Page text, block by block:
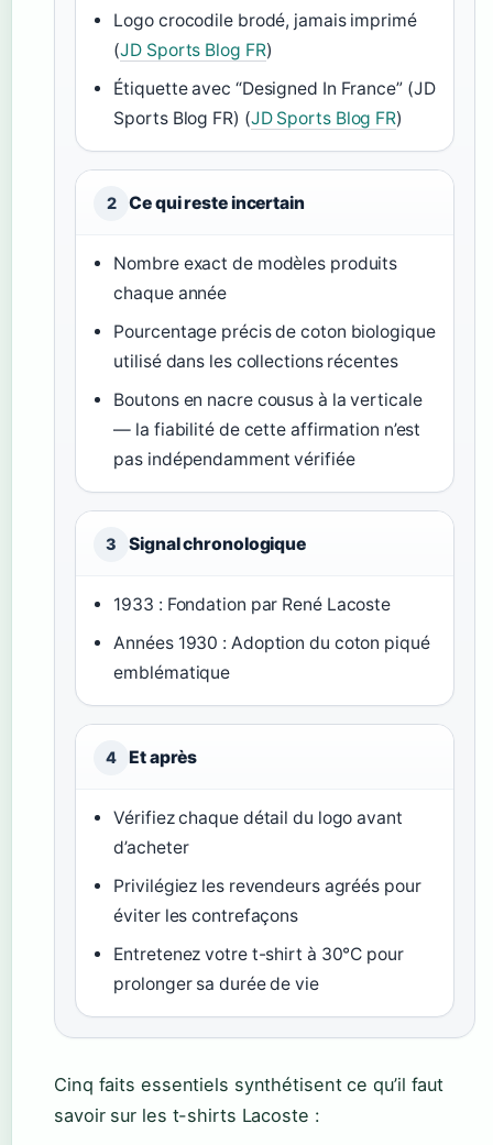
Logo crocodile brodé, jamais imprimé
(JD Sports Blog FR)
Étiquette avec “Designed In France” (JD
Sports Blog FR) (JD Sports Blog FR)
2 Ce qui reste incertain
Nombre exact de modèles produits
chaque année
Pourcentage précis de coton biologique
utilisé dans les collections récentes
Boutons en nacre cousus à la verticale
— la fiabilité de cette affirmation n’est
pas indépendamment vérifiée
3 Signal chronologique
1933 : Fondation par René Lacoste
Années 1930 : Adoption du coton piqué
emblématique
4 Et après
Vérifiez chaque détail du logo avant
d’acheter
Privilégiez les revendeurs agréés pour
éviter les contrefaçons
Entretenez votre t-shirt à 30°C pour
prolonger sa durée de vie
Cinq faits essentiels synthétisent ce qu’il faut
savoir sur les t-shirts Lacoste :